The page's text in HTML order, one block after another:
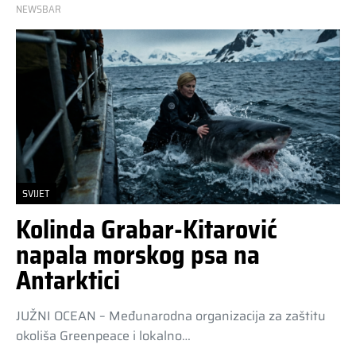
NEWSBAR
SVIJET
Kolinda Grabar-Kitarović
napala morskog psa na
Antarktici
JUŽNI OCEAN – Međunarodna organizacija za zaštitu
okoliša Greenpeace i lokalno…